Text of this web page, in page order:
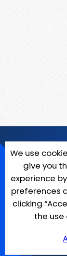
We use
give you
experience
preferences
clicking
the use